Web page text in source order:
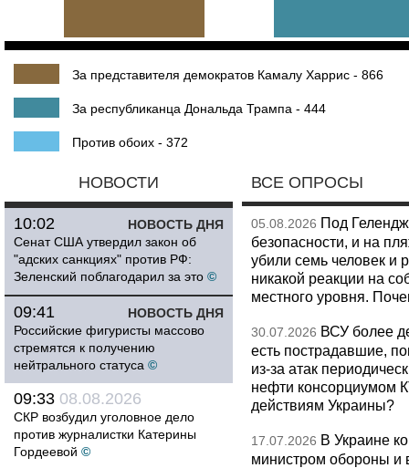
За представителя демократов Камалу Харрис - 866
За республиканца Дональда Трампа - 444
Против обоих - 372
НОВОСТИ
НОВОСТЬ ДНЯ
10:02
Сенат США утвердил закон об
"адских санкциях" против РФ:
Зеленский поблагодарил за это ©
НОВОСТЬ ДНЯ
09:41
Российские фигуристы массово
стремятся к получению
нейтрального статуса ©
09:33 08.08.2026
СКР возбудил уголовное дело
против журналистки Катерины
Гордеевой ©
ВСЕ ОПРОСЫ
05.08.2026 Под
безопасности, и на
убили семь человек и
никакой реакции на
местного уровня.
30.07.2026 ВСУ более
есть пострадавшие,
из-за атак
нефти консорциумом
действиям Украины?
17.07.2026 В Украине
министром обороны и